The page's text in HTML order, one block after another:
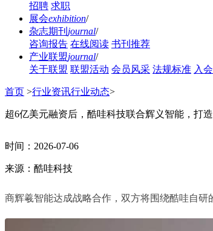
招聘 求职
展会exhibition/
杂志期刊 journal/
咨询报告 在线阅读 书刊推荐
产业联盟journal/
关于联盟 联盟活动 会员风采 法规标准 入
首页 >行业资讯行业动态>
超6亿美元融资后，酷哇科技联合辉义智能，打
时间： 2026-07-06
来源：酷哇科技
商辉羲智能达成战略合作，双方将围绕酷哇自研